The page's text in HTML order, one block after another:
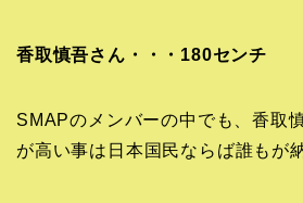
香取慎吾さん・・・180センチ
SMAPのメンバーの中でも、香取
が高い事は日本国民ならば誰もが